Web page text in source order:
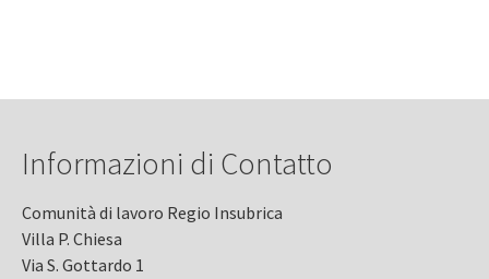
Informazioni di Contatto
Comunità di lavoro Regio Insubrica
Villa P. Chiesa
Via S. Gottardo 1